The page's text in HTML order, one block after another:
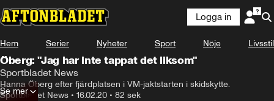
Logga in
Hem Serier Nyheter Sport Nöje Livsstil
Öberg: "Jag har inte tappat det liksom"
Sportbladet News
Hanna Öberg efter fjärdplatsen i VM-jaktstarten i skidskytte.
Sportbladet News • 16.02.20 • 82 sek
Se mer